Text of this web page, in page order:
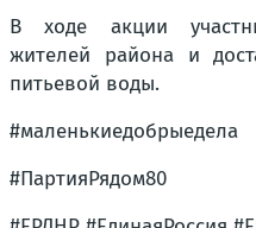
В ходе акции
жителей района и
питьевой воды.
#маленькиедобрыедела
#ПартияРядом80